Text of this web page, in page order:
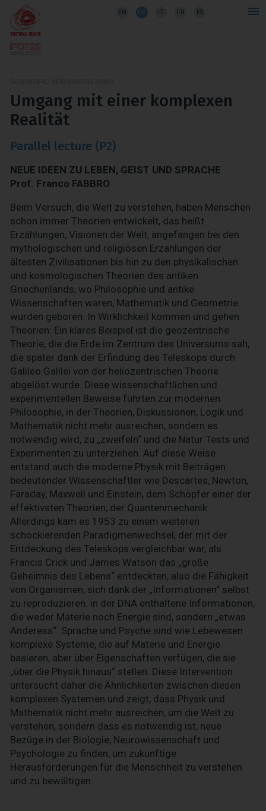
EN DE IT FR ES
Umgang mit einer komplexen
Realität
Parallel lecture (P2)
NEUE IDEEN ZU LEBEN, GEIST UND SPRACHE
Prof. Franco FABBRO
Beim Versuch, die Welt zu verstehen, haben Menschen
schon immer Theorien entwickelt, das heißt
Erzählungen, Visionen der Welt, angefangen bei den
mythologischen und religiösen Erzählungen der
ältesten Zivilisationen bis hin zu den physikalischen
und kosmologischen Theorien des antiken
Griechenlands, wo Philosophie und antike
Wissenschaften waren, Mathematik und Geometrie
wurden geboren. In Wirklichkeit kommen und gehen
Theorien: Ein klares Beispiel ist die geozentrische
Theorie, die die Erde im Zentrum des Universums sah,
die später dank der Erfindung des Teleskops durch
Galileo Galilei von der heliozentrischen Theorie
abgelöst wurde. Diese wissenschaftlichen und
experimentellen Beweise führten zur modernen
Philosophie, in der Theorien, Diskussionen, Logik und
Mathematik nicht mehr ausreichen, sondern es
notwendig wird, zu „zweifeln“ und die Natur Tests und
Experimenten zu unterziehen. Auf diese Weise
entstand auch die moderne Physik mit Beiträgen
bedeutender Wissenschaftler wie Descartes, Newton,
Faraday, Maxwell und Einstein, dem Schöpfer einer der
effektivsten Theorien, der Quantenmechanik.
Allerdings kam es 1953 zu einem weiteren
schockierenden Paradigmenwechsel, der mit der
Entdeckung des Teleskops vergleichbar war, als
Francis Crick und James Watson das „große
Geheimnis des Lebens“ entdeckten, also die Fähigkeit
von Organismen, sich dank der „Informationen“ selbst
zu reproduzieren. in der DNA enthaltene Informationen,
die weder Materie noch Energie sind, sondern „etwas
Anderess“. Sprache und Psyche sind wie Lebewesen
komplexe Systeme, die auf Materie und Energie
basieren, aber über Eigenschaften verfügen, die sie
„über die Physik hinaus“ stellen. Diese Intervention
untersucht daher die Ähnlichkeiten zwischen diesen
komplexen Systemen und zeigt, dass Physik und
Mathematik nicht mehr ausreichen, um die Welt zu
verstehen, sondern dass es notwendig ist, neue
Bezüge in der Biologie, Neurowissenschaft und
Psychologie zu finden, um zukünftige
Herausforderungen für die Menschheit zu verstehen
und zu bewältigen